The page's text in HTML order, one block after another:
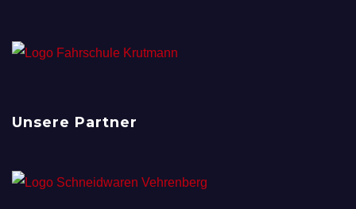
Unsere Partner